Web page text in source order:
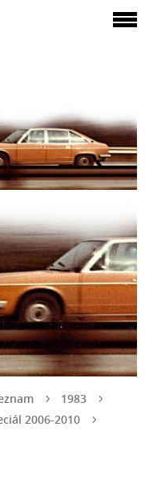
1983
2006-2010